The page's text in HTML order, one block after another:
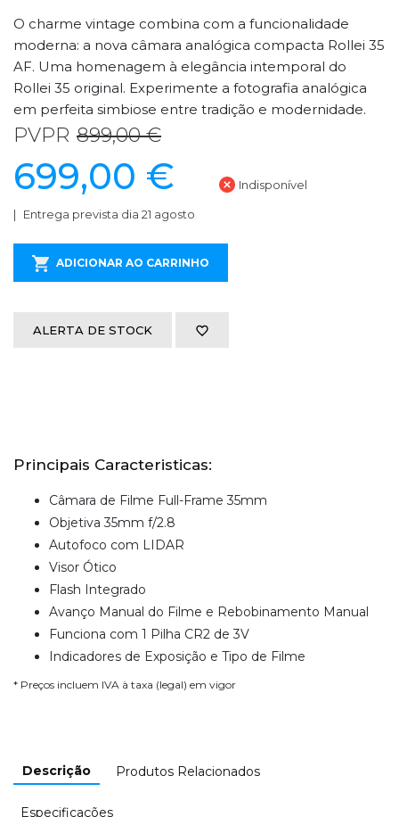
O charme vintage combina com a funcionalidade
moderna: a nova câmara analógica compacta Rollei 35
AF. Uma homenagem à elegância intemporal do
Rollei 35 original. Experimente a fotografia analógica
em perfeita simbiose entre tradição e modernidade.
PVPR 899,00 €
699,00 € Indisponível
Entrega prevista dia 21 agosto
ADICIONAR AO CARRINHO
ALERTA DE STOCK
Principais Caracteristicas:
Câmara de Filme Full-Frame 35mm
Objetiva 35mm f/2.8
Autofoco com LIDAR
Visor Ótico
Flash Integrado
Avanço Manual do Filme e Rebobinamento Manual
Funciona com 1 Pilha CR2 de 3V
Indicadores de Exposição e Tipo de Filme
* Preços incluem IVA à taxa (legal) em vigor
Descrição Produtos Relacionados
Especificações